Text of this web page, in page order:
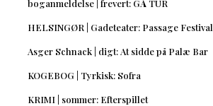
boganmeldelse | frevert: GÅ TUR
HELSINGØR | Gadeteater: Passage Festival
Asger Schnack | digt: At sidde på Palæ Bar
KOGEBOG | Tyrkisk: Sofra
KRIMI | sommer: Efterspillet